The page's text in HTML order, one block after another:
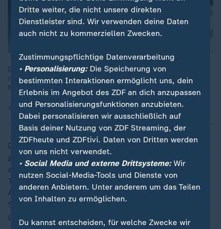
Die Attentäter von Sydney sollen der Terrororganisation IS
nahegestanden haben, so die Behörden in Australien. Welche
Netzwerke der IS weltweit hat – Analyse bei ZDFheute live.
16.12.2025 | 17:02 min
Die Behörden gehen bei der Tat von einem
antisemitischenTerroranschlag aus. Mittlerweile gilt
als gesichert, dass beide Täter Verbindungen zur
Terrororganisation Islamischer Staat (IS) hatten. Im
Auto des Sohnes wurden laut Behörden mehrere
Sprengsätze und zwei selbstgemachte IS-Flaggen
gefunden.
Dritte weiter, die nicht unsere direkten
Dienstleister sind. Wir verwenden deine Daten
auch nicht zu kommerziellen Zwecken.
Zustimmungspflichtige Datenverarbeitung
• Personalisierung:Die Speicherung von
bestimmten Interaktionen ermöglicht uns, dein
Erlebnis im Angebot des ZDF an dich anzupassen
und Personalisierungsfunktionen anzubieten.
Dabei personalisieren wir ausschließlich auf
Basis deiner Nutzung von ZDF Streaming, der
ZDFheute und ZDFtivi. Daten von Dritten werden
von uns nicht verwendet.
• Social Media und externe Drittsysteme:Wir
nutzen Social-Media-Tools und Dienste von
anderen Anbietern. Unter anderem um das Teilen
von Inhalten zu ermöglichen.
Du kannst entscheiden, für welche Zwecke wir